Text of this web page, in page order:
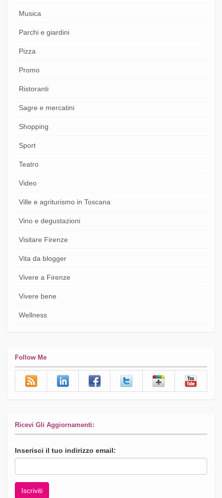
Musica
Parchi e giardini
Pizza
Promo
Ristoranti
Sagre e mercatini
Shopping
Sport
Teatro
Video
Ville e agriturismo in Toscana
Vino e degustazioni
Visitare Firenze
Vita da blogger
Vivere a Firenze
Vivere bene
Wellness
Follow Me
Ricevi Gli Aggiornamenti:
Inserisci il tuo indirizzo email: